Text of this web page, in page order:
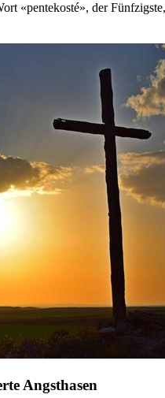
«pentekosté», der
Angsthasen